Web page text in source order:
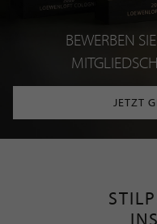
BEWERBEN
JETZT